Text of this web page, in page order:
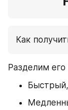
Как
Разделим его